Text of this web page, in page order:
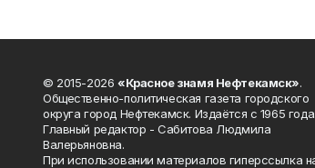
© 2015-2026 «Красное знамя Нефтекамск».
Общественно-политическая газета городского
округа город Нефтекамск. Издаётся с 1965 года.
Главный редактор - Сабитова Людмила
Валерьяновна.
При использовании материалов гиперссылка